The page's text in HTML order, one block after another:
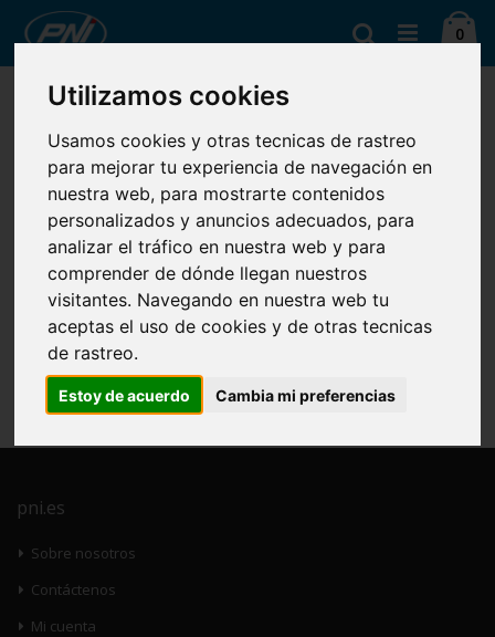
Utilizamos cookies
Usamos cookies y otras tecnicas de rastreo
para mejorar tu experiencia de navegación en
nuestra web, para mostrarte contenidos
personalizados y anuncios adecuados, para
analizar el tráfico en nuestra web y para
comprender de dónde llegan nuestros
visitantes. Navegando en nuestra web tu
aceptas el uso de cookies y de otras tecnicas
de rastreo.
Estoy de acuerdo Cambia mi preferencias
al
contenido
0
Buscar
No podemos encontrar productos que coincida con la
PRODUCTOS RECOMENDADOS
No podemos encontrar productos que coincida con la
selección.
pni.es
Sobre nosotros
Contáctenos
Mi cuenta